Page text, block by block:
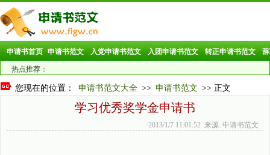
申请书首页 申请书范文 入党申请书范文 入团申请书范文 转正申请书范文
热点推荐：
您现在的位置： 申请书范文大全 >> 申请书范文 >> 正文
学习优秀奖学金申请书
2013/1/7 11:01:52 来源: 申请书范文